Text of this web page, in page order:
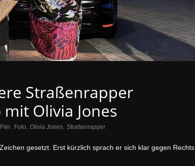
Straßenrapper
Olivia Jones
Fler, Foto, Olivia Jones, Straßenrapper
gesetzt. Erst kürzlich sprach er sich klar gegen Rechts